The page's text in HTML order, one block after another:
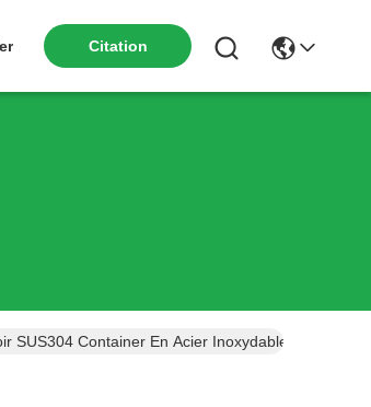
Citation
SUS304 Container En Acier Inoxydable